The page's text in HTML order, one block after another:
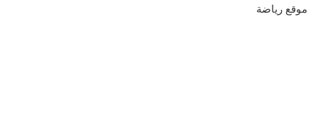
موقع رياضة